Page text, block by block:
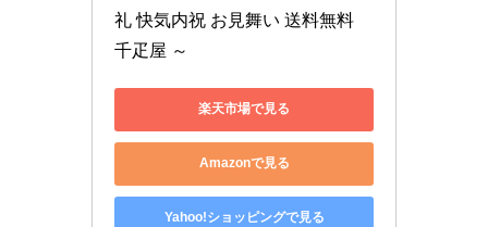
礼 快気内祝 お見舞い 送料無料
千疋屋 ～
楽天市場で見る
Amazonで見る
Yahoo!ショッピングで見る